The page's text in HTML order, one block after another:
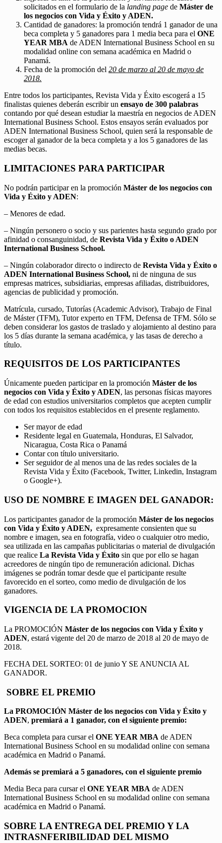
solicitados en el formulario de la landing page de Máster de
los negocios con Vida y Éxito y ADEN.
Cantidad de ganadores: la promoción tendrá 1 ganador de una
beca completa y 5 ganadores para 1 media beca para el ONE
YEAR MBA de ADEN International Business School en su
modalidad online con semana académica en Madrid o
Panamá.
Fecha de la promoción del 20 de marzo al 20 de mayo de
2018.
Entre todos los participantes, Revista Vida y Éxito escogerá a 15
finalistas quienes deberán escribir un ensayo de 300 palabras
contando por qué desean estudiar la maestría en negocios de ADEN
International Business School. Estos ensayos serán evaluados por
ADEN International Business School, quien será la responsable de
escoger al ganador de la beca completa y a los 5 ganadores de las
medias becas.
LIMITACIONES PARA PARTICIPAR
No podrán participar en la promoción Máster de los negocios con
Vida y Éxito y ADEN:
– Menores de edad.
– Ningún personero o socio y sus parientes hasta segundo grado por
afinidad o consanguinidad, de Revista Vida y Éxito o ADEN
International Business School.
– Ningún colaborador directo o indirecto de Revista Vida y Éxito o
ADEN International Business School, ni de ninguna de sus
empresas matrices, subsidiarias, empresas afiliadas, distribuidores,
agencias de publicidad y promoción.
Matrícula, cursado, Tutorías (Academic Advisor), Trabajo de Final
de Máster (TFM), Tutor experto en TFM, Defensa de TFM. Sólo se
deben considerar los gastos de traslado y alojamiento al destino para
los 5 días durante la semana académica, y las tasas de derecho a
título.
REQUISITOS DE LOS PARTICIPANTES
Únicamente pueden participar en la promoción Máster de los
negocios con Vida y Éxito y ADEN, las personas físicas mayores
de edad con estudios universitarios completos que acepten cumplir
con todos los requisitos establecidos en el presente reglamento.
Ser mayor de edad
Residente legal en Guatemala, Honduras, El Salvador,
Nicaragua, Costa Rica o Panamá
Contar con título universitario.
Ser seguidor de al menos una de las redes sociales de la
Revista Vida y Éxito (Facebook, Twitter, Linkedin, Instagram
o Google+).
USO DE NOMBRE E IMAGEN DEL GANADOR:
Los participantes ganador de la promoción Máster de los negocios
con Vida y Éxito y ADEN, expresamente consienten que su
nombre e imagen, sea en fotografía, video o cualquier otro medio,
sea utilizada en las campañas publicitarias o material de divulgación
que realice La Revista Vida y Éxito sin que por ello se hagan
acreedores de ningún tipo de remuneración adicional. Dichas
imágenes se podrán tomar desde que el participante resulte
favorecido en el sorteo, como medio de divulgación de los
ganadores.
VIGENCIA DE LA PROMOCION
La PROMOCIÓN Máster de los negocios con Vida y Éxito y
ADEN, estará vigente del 20 de marzo de 2018 al 20 de mayo de
2018.
FECHA DEL SORTEO: 01 de junio Y SE ANUNCIA AL
GANADOR.
SOBRE EL PREMIO
La PROMOCIÓN Máster de los negocios con Vida y Éxito y
ADEN, premiará a 1 ganador, con el siguiente premio:
Beca completa para cursar el ONE YEAR MBA de ADEN
International Business School en su modalidad online con semana
académica en Madrid o Panamá.
Además se premiará a 5 ganadores, con el siguiente premio
Media Beca para cursar el ONE YEAR MBA de ADEN
International Business School en su modalidad online con semana
académica en Madrid o Panamá.
SOBRE LA ENTREGA DEL PREMIO Y LA
INTRASNFERIBILIDAD DEL MISMO